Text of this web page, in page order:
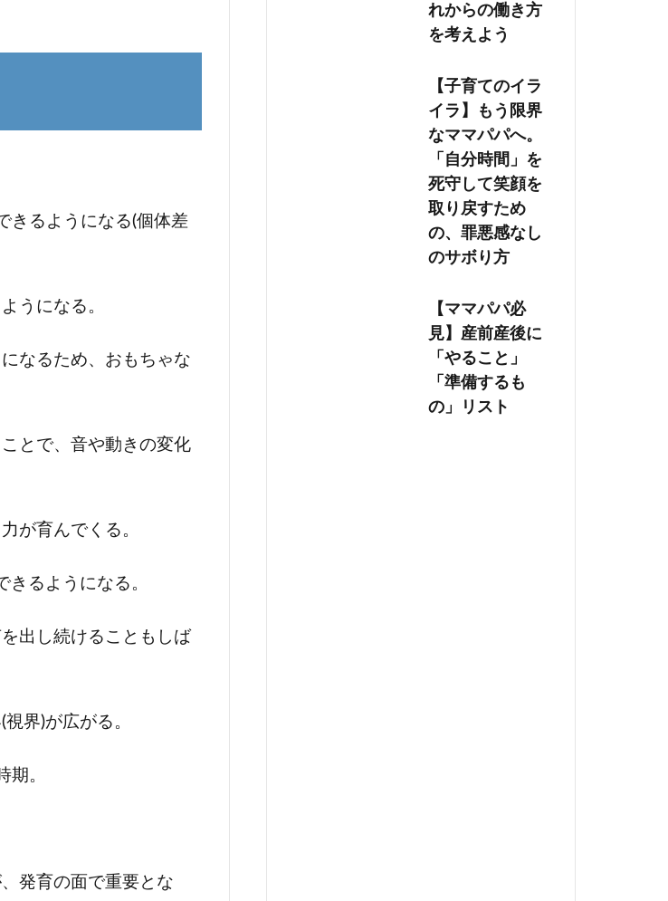
きるようになる(個体差
うになる。
なるため、おもちゃな
とで、音や動きの変化
が育んでくる。
るようになる。
出し続けることもしば
界)が広がる。
期。
発育の面で重要とな
れからの働き方
を考えよう
【子育てのイラ
イラ】もう限界
なママパパへ。
「自分時間」を
死守して笑顔を
取り戻すため
の、罪悪感なし
のサボり方
【ママパパ必
見】産前産後に
「やること」
「準備するも
の」リスト